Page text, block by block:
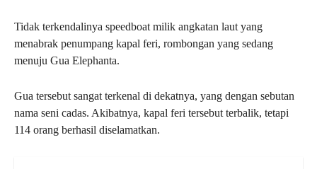
Tidak terkendalinya speedboat milik angkatan laut yang
menabrak penumpang kapal feri, rombongan yang sedang
menuju Gua Elephanta.
Gua tersebut sangat terkenal di dekatnya, yang dengan sebutan
nama seni cadas. Akibatnya, kapal feri tersebut terbalik, tetapi
114 orang berhasil diselamatkan.